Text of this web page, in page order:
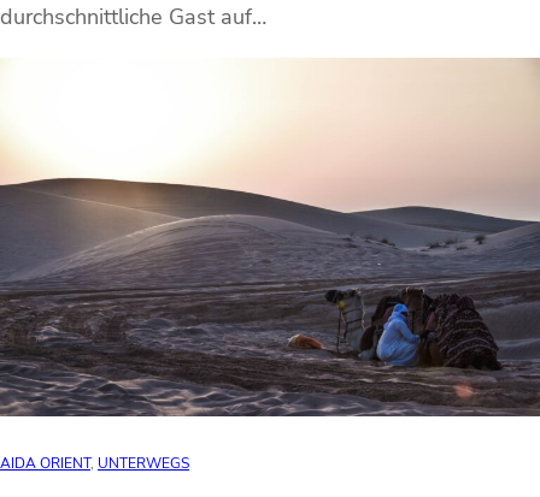
durchschnittliche Gast auf…
AIDA ORIENT, UNTERWEGS